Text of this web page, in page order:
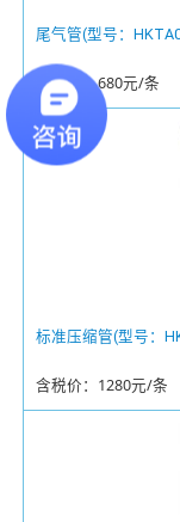
尾气管(型号：
含税价：680元/条
标准压缩管(型号：
含税价：1280元/条